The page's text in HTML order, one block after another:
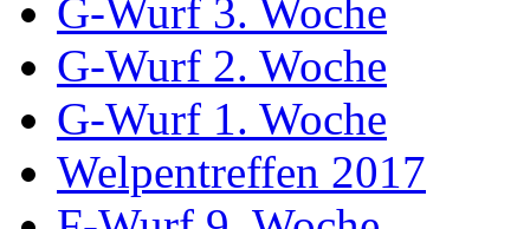
G-Wurf 3. Woche
G-Wurf 2. Woche
G-Wurf 1. Woche
Welpentreffen 2017